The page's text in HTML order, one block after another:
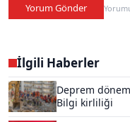
Yorum Gönder
İlgili Haberler
Deprem
Bilgi kirliliği